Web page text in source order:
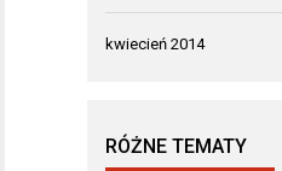
kwiecień 2014
RÓŻNE TEMATY